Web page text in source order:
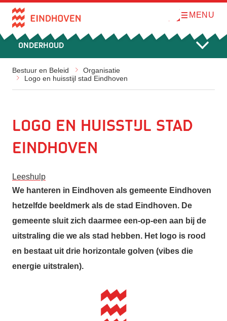
Direct naar de inhoud
O
n
MENU
Onderhoud
Bestuur en Beleid
Organisatie
Logo en huisstijl stad Eindhoven
Logo en huisstijl stad
Eindhoven
Leeshulp
We hanteren in Eindhoven als gemeente Eindhoven
hetzelfde beeldmerk als de stad Eindhoven. De
gemeente sluit zich daarmee een-op-een aan bij de
uitstraling die we als stad hebben. Het logo is rood
en bestaat uit drie horizontale golven (vibes die
energie uitstralen).